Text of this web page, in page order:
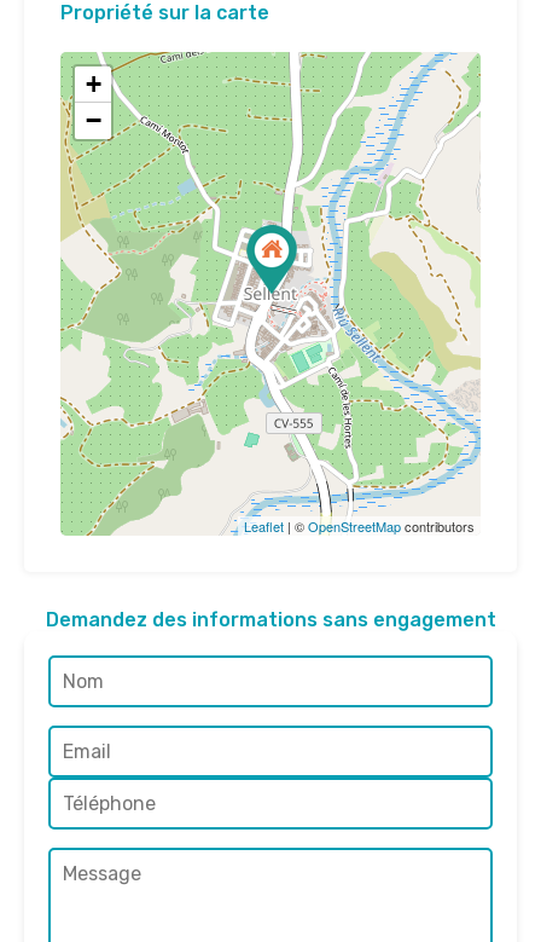
Propriété sur la carte
+
−
Leaflet | ©OpenStreetMapcontributors
Demandez des informations sans engagement